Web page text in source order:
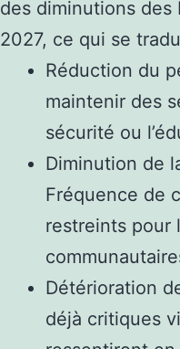
des diminutions des
2027, ce qui se
Réduction du
maintenir des
sécurité ou
Diminution de
Fréquence de
restreints pour
Détérioration
déjà critiques